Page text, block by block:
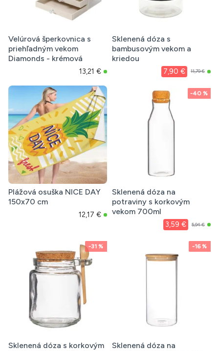
Velúrová šperkovnica s
priehľadným vekom
Diamonds - krémová
13,21 €
Sklenená dóza s
bambusovým vekom a
kriedou
7,90 € 11,79 €
Plážová osuška NICE DAY
150x70 cm
12,17 €
-40 %
Sklenená dóza na
potraviny s korkovým
vekom 700ml
3,59 € 5,94 €
-31 %
Sklenená dóza s korkovým
-16 %
Sklenená dóza na